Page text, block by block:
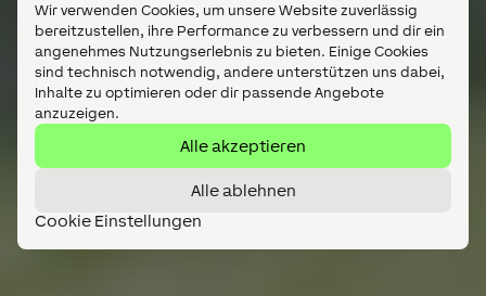
Wir verwenden Cookies, um unsere Website zuverlässig
bereitzustellen, ihre Performance zu verbessern und dir ein
angenehmes Nutzungserlebnis zu bieten. Einige Cookies
sind technisch notwendig, andere unterstützen uns dabei,
Inhalte zu optimieren oder dir passende Angebote
anzuzeigen.
Alle akzeptieren
Alle ablehnen
Cookie Einstellungen